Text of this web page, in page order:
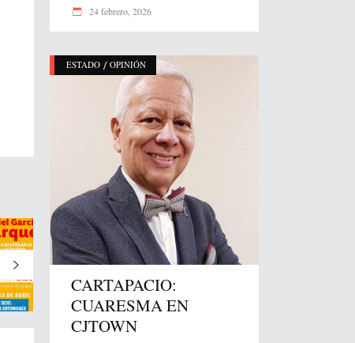
24 febrero, 2026
ESTADO / OPINIÓN
CARTAPACIO:
CUARESMA EN
CJTOWN